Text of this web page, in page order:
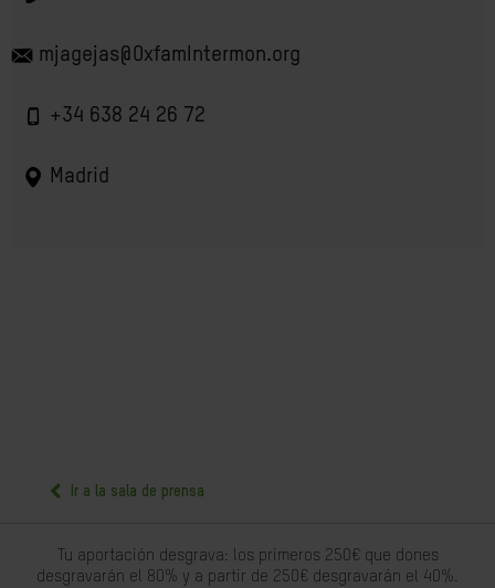
mjagejas@OxfamIntermon.org
+34 638 24 26 72
Madrid
Ir a la sala de prensa
Tu aportación desgrava: los primeros 250€ que dones
desgravarán el 80% y a partir de 250€ desgravarán el 40%.